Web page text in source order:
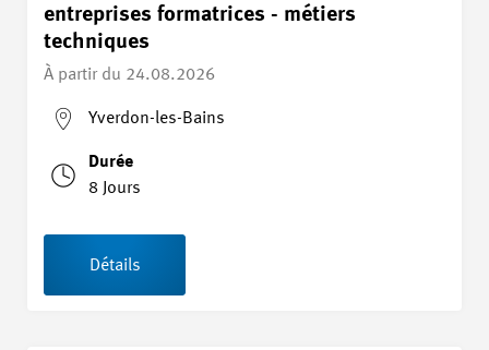
À partir du 24.08.2026
Yverdon-les-Bains
entreprises formatrices - métiers
techniques
Durée
8 Jours
Détails